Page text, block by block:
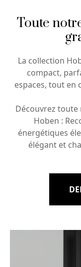
Toute
La collection
compact,
espaces, tout
Découvrez toute
Hoben :
énergétiques
élégant et